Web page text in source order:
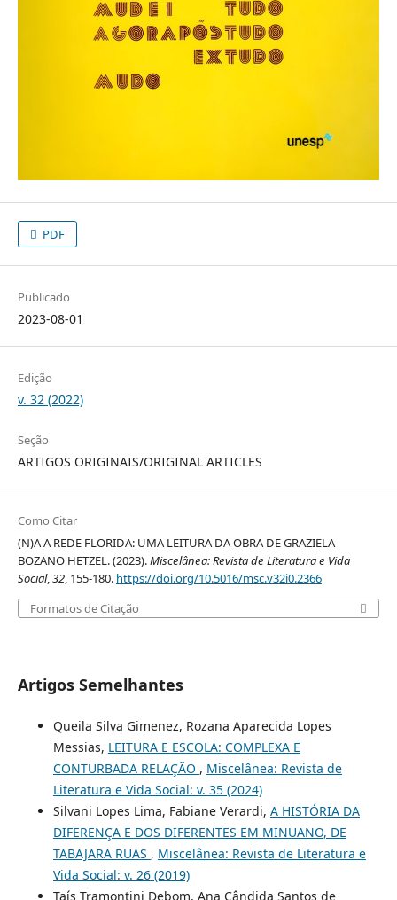
PDF
Publicado
2023-08-01
Edição
v. 32 (2022)
Seção
ARTIGOS ORIGINAIS/ORIGINAL ARTICLES
Como Citar
(N)A A REDE FLORIDA: UMA LEITURA DA OBRA DE GRAZIELA
BOZANO HETZEL. (2023).Miscelânea: Revista de Literatura e Vida
Social,32, 155-180. https://doi.org/10.5016/msc.v32i0.2366
Formatos de Citação
Artigos Semelhantes
Queila Silva Gimenez, Rozana Aparecida Lopes
Messias, LEITURA E ESCOLA: COMPLEXA E
CONTURBADA RELAÇÃO , Miscelânea: Revista de
Literatura e Vida Social: v. 35 (2024)
Silvani Lopes Lima, Fabiane Verardi, A HISTÓRIA DA
DIFERENÇA E DOS DIFERENTES EM MINUANO, DE
TABAJARA RUAS , Miscelânea: Revista de Literatura e
Vida Social: v. 26 (2019)
Taís Tramontini Debom, Ana Cândida Santos de